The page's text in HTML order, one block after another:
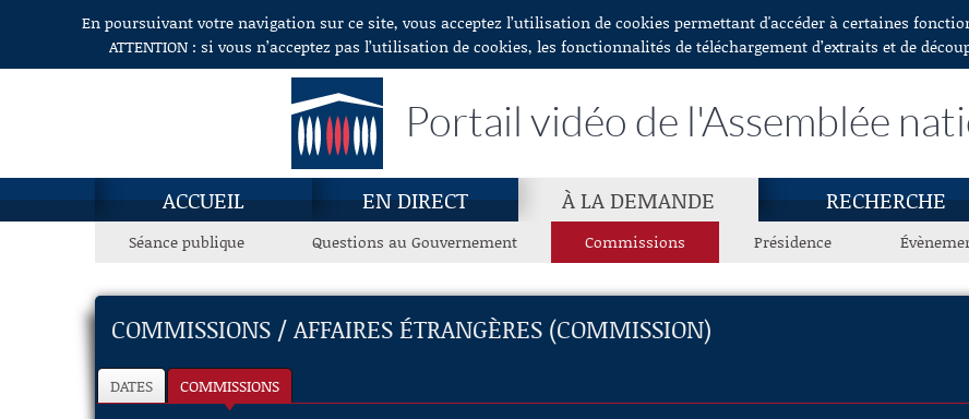
Aller au contenuEn poursuivant votre navigation sur ce site, vous acceptez l’utilisation de cookies permettant d'accéder à certaines
ATTENTION : si vous n’acceptez pas l’utilisation de cookies, les fonctionnalités de téléchargement d’extraits et de
Portail vidéo de l'Assemblée
ACCUEIL EN DIRECT À LA DEMANDE RECHERCHE
Séance publique Questions au Gouvernement Commissions Présidence
COMMISSIONS / AFFAIRES ÉTRANGÈRES (COMMISSION)
DATES COMMISSIONS